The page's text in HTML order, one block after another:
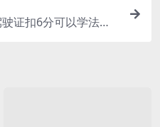
证扣6分可以学法减